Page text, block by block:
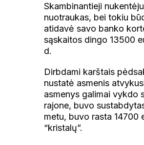
Skambinantieji
nuotraukas, bei tokiu
atidavė savo banko
sąskaitos dingo 13500
d.
Dirbdami karštais
nustatė asmenis
asmenys galimai vykdo
rajone, buvo
metu, buvo rasta
“kristalų”.